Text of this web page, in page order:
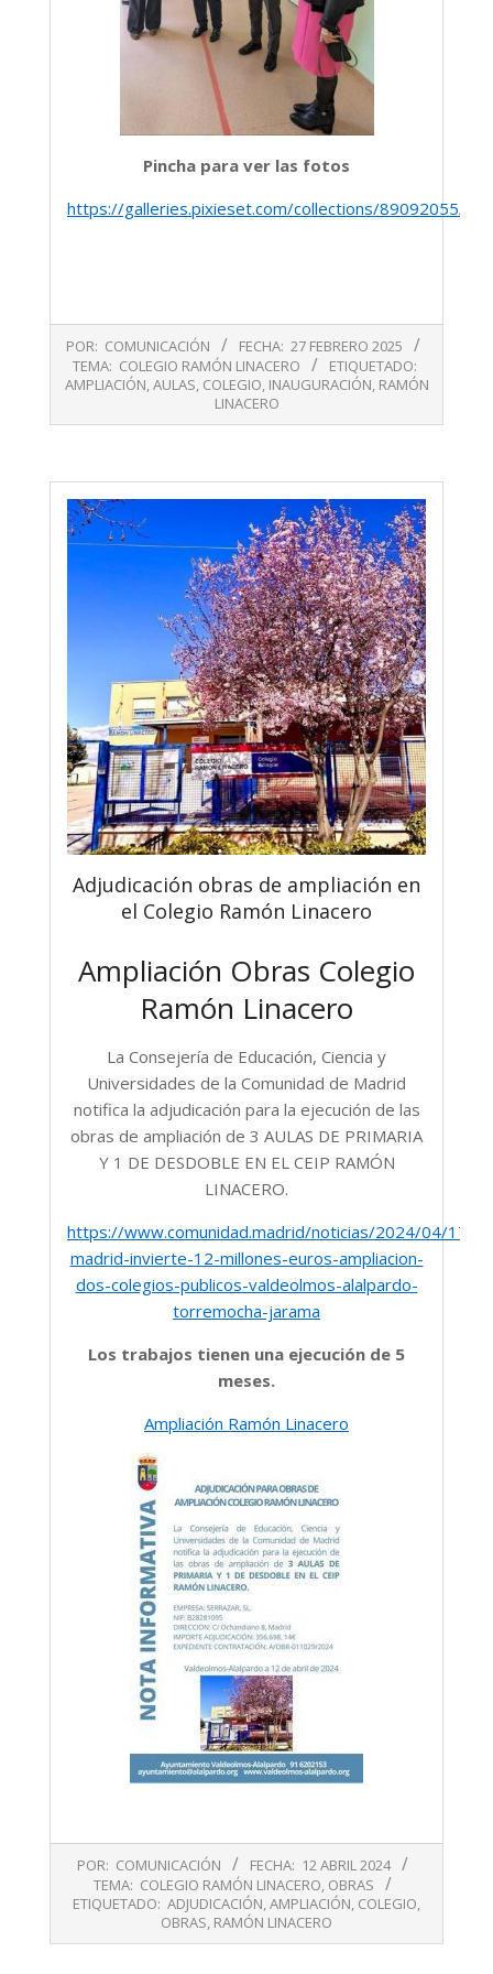
Pincha para ver las fotos
https://galleries.pixieset.com/collections/89092055/
02-
27
POR: COMUNICACIÓN FECHA: 27 FEBRERO 2025
TEMA: COLEGIO RAMÓN LINACERO
ETIQUETADO:
AMPLIACIÓN,AULAS, COLEGIO, INAUGURACIÓN, RAMÓN
LINACERO
Adjudicación obras de ampliación en
el Colegio Ramón Linacero
Ampliación Obras Colegio
Ramón Linacero
La Consejería de Educación, Ciencia y
Universidades de la Comunidad de Madrid
notifica la adjudicación para la ejecución de las
obras de ampliación de 3 AULAS DE PRIMARIA
Y 1 DE DESDOBLE EN EL CEIP RAMÓN
LINACERO.
https://www.comunidad.madrid/noticias/2024/04/17/
madrid-invierte-12-millones-euros-ampliacion-
dos-colegios-publicos-valdeolmos-alalpardo-
torremocha-jarama
Los trabajos tienen una ejecución de 5
meses.
Ampliación Ramón Linacero
POR: COMUNICACIÓN FECHA: 12 ABRIL 2024
TEMA: COLEGIO RAMÓN LINACERO, OBRAS
ETIQUETADO: ADJUDICACIÓN,AMPLIACIÓN, COLEGIO,
OBRAS, RAMÓN LINACERO